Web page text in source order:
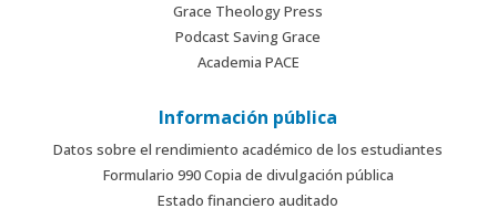
Grace Theology Press
Podcast Saving Grace
Academia PACE
Información pública
Datos sobre el rendimiento académico de los estudiantes
Formulario 990 Copia de divulgación pública
Estado financiero auditado